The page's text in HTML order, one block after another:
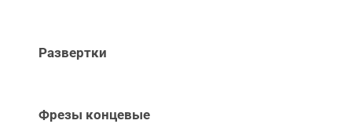
Развертки
Фрезы концевые